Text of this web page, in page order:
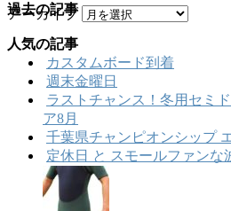
過去の記事
アーカイブ
人気の記事
カスタムボード到着
週末金曜日
ラストチャンス！冬用セミ
ア8月
千葉県チャンピオンシップ
定休日 と スモールファンな